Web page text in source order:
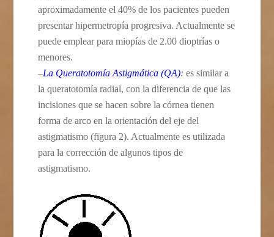
aproximadamente el 40% de los pacientes pueden
presentar hipermetropía progresiva. Actualmente se
puede emplear para miopías de 2.00 dioptrías o
menores.
–La Queratotomía Astigmática (QA): es similar a
la queratotomía radial, con la diferencia de que las
incisiones que se hacen sobre la córnea tienen
forma de arco en la orientación del eje del
astigmatismo (figura 2). Actualmente es utilizada
para la corrección de algunos tipos de
astigmatismo.